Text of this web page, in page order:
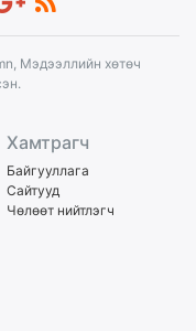
Мэдээллийн хөтөч
Хамтрагч
Байгууллага
Сайтууд
Чөлөөт нийтлэгч